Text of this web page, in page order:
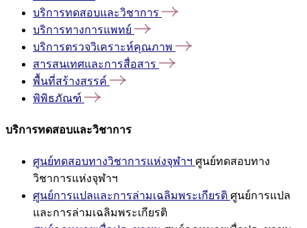
บริการทดสอบและวิชาการ
บริการทางการแพทย์
บริการตรวจวิเคราะห์คุณภาพ
สารสนเทศและการสื่อสาร
พื้นที่สร้างสรรค์
พิพิธภัณฑ์
บริการทดสอบและวิชาการ
ศูนย์ทดสอบทางวิชาการแห่งจุฬาฯ ศูนย์ทดสอบทาง
วิชาการแห่งจุฬาฯ
ศูนย์การแปลและการล่ามเฉลิมพระเกียรติ ศูนย์การแปล
และการล่ามเฉลิมพระเกียรติ